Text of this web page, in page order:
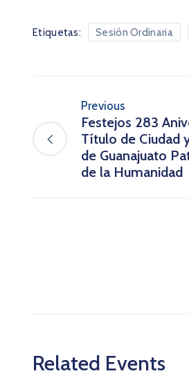
Etiquetas: Sesión Ordinaria
Previous
Festejos 283
Título de Ciudad
de Guanajuato
de la Humanidad
Related Events